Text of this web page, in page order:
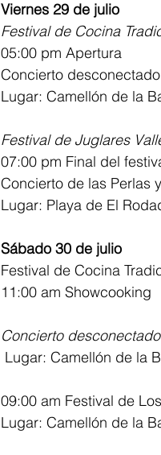
Viernes 29 de julio
Festival de Cocina
05:00 pm Apertura
Concierto desconectado
Lugar: Camellón de la
Festival de Juglares
07:00 pm Final del
Concierto de las Perlas
Lugar: Playa de El
Sábado 30 de julio
Festival de Cocina
11:00 am Showcooking
Concierto desconectado
Lugar: Camellón de la
09:00 am Festival de
Lugar: Camellón de la